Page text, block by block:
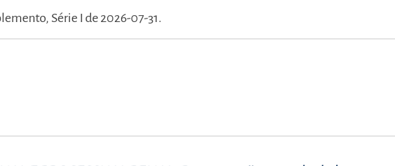
Série I de 2026-07-31.